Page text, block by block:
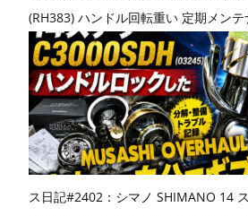
(RH383) ハンドル回転重い 定期メン
ス日記#2402：シマノ SHIMANO 14